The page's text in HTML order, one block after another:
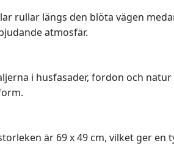
rullar längs den blöta vägen
atmosfär.
i husfasader, fordon och
är 69 x 49 cm, vilket ger en